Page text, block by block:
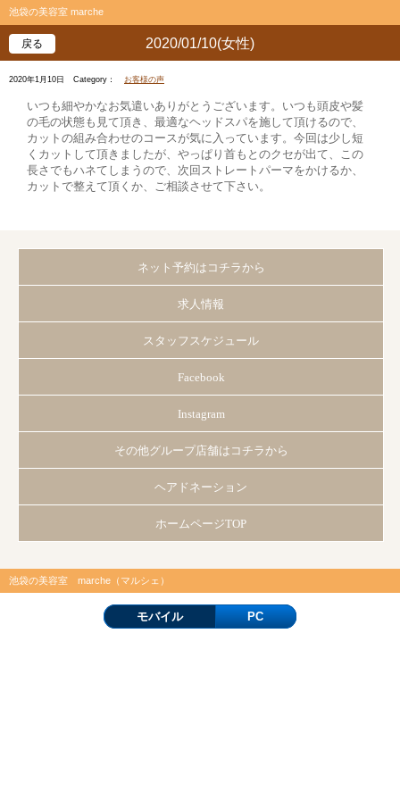
池袋の美容室 marche
2020/01/10(女性)
戻る
2020年1月10日 Category： お客様の声
いつも細やかなお気遣いありがとうございます。いつも頭皮や髪
の毛の状態も見て頂き、最適なヘッドスパを施して頂けるので、
カットの組み合わせのコースが気に入っています。今回は少し短
くカットして頂きましたが、やっぱり首もとのクセが出て、この
長さでもハネてしまうので、次回ストレートパーマをかけるか、
カットで整えて頂くか、ご相談させて下さい。
ネット予約はコチラから
求人情報
スタッフスケジュール
Facebook
Instagram
その他グループ店舗はコチラから
ヘアドネーション
ホームページTOP
池袋の美容室 marche（マルシェ）
モバイル PC